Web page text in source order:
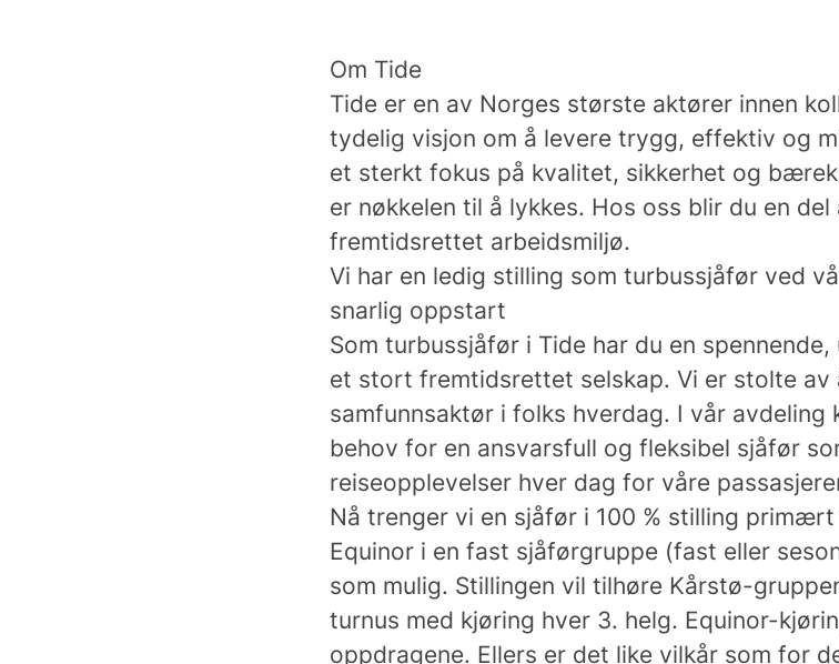
Om Tide
Tide er en av Norges største aktører innen
tydelig visjon om å levere trygg, effektiv og
et sterkt fokus på kvalitet, sikkerhet og
er nøkkelen til å lykkes. Hos oss blir du en
fremtidsrettet arbeidsmiljø.
Vi har en ledig stilling som turbussjåfør ved
snarlig oppstart
Som turbussjåfør i Tide har du en
et stort fremtidsrettet selskap. Vi er stolte
samfunnsaktør i folks hverdag. I vår avdeling
behov for en ansvarsfull og fleksibel sjåfør
reiseopplevelser hver dag for våre
Nå trenger vi en sjåfør i 100 % stilling
Equinor i en fast sjåførgruppe (fast eller
som mulig. Stillingen vil tilhøre Kårstø-
turnus med kjøring hver 3. helg. Equinor-
oppdragene. Ellers er det like vilkår som for